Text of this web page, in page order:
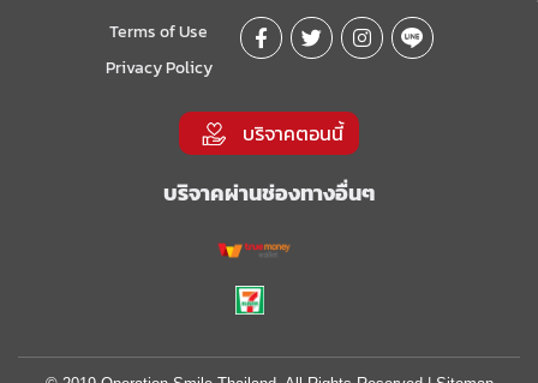
Terms of Use
Privacy Policy
บริจาคตอนนี้
บริจาคผ่านช่องทางอื่นๆ